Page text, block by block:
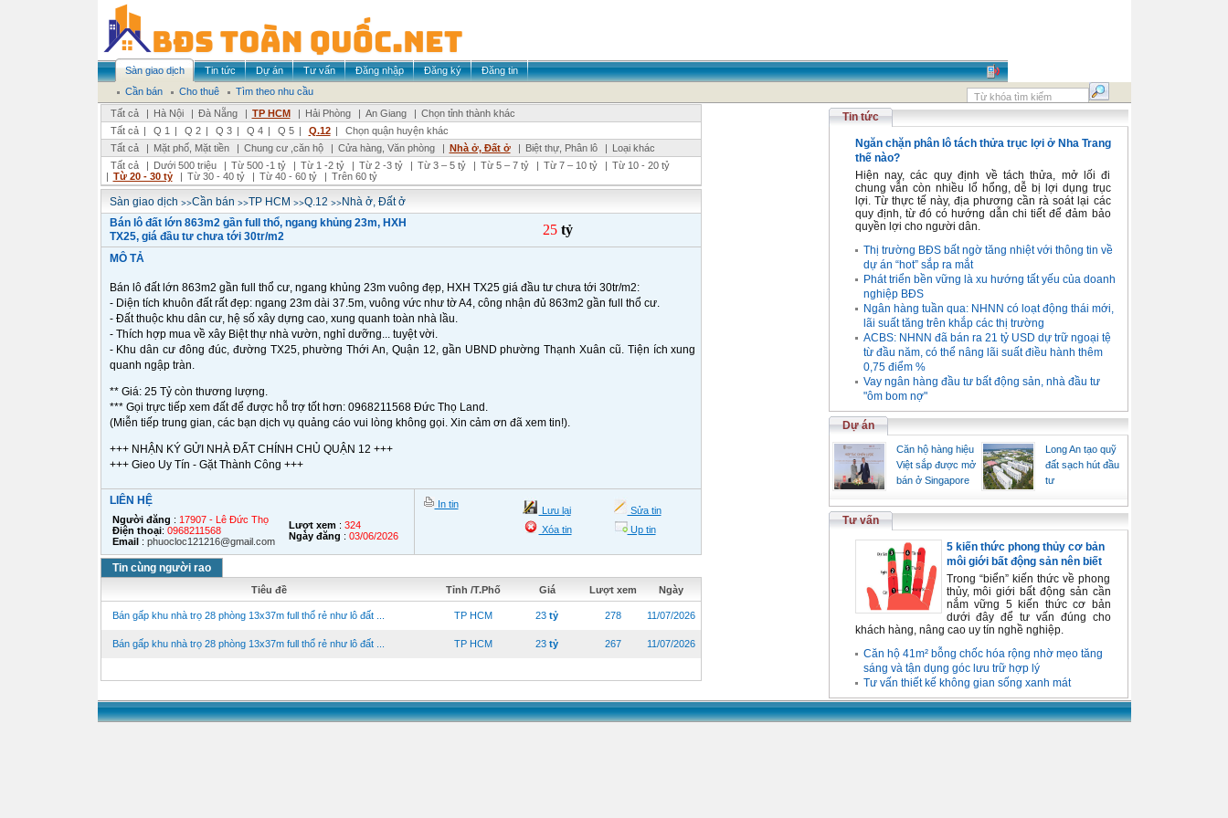
Sàn giao dịch Tin tức Dự án Tư vấn Đăng nhập Đăng ký
Đăng tin
Cần bán
Cho thuê
Tìm theo nhu cầu
Tất cả
| Hà Nội | Đà Nẵng | TP HCM | Hải Phòng | An Giang | Chọn tỉnh thành khác
Tất cả | Q 1 | Q 2 | Q 3 | Q 4 | Q 5 | Q.12 |
Chọn quận huyện khác
Tất cả
| Mặt phố, Mặt tiền | Chung cư ,căn hộ | Cửa hàng, Văn phòng | Nhà ở, Đất ở | Biệt thự, Phân lô | Loại khác
Tất cả
| Dưới 500 triệu | Từ 500 -1 tỷ | Từ 1 -2 tỷ | Từ 2 -3 tỷ | Từ 3 – 5 tỷ | Từ 5 – 7 tỷ | Từ 7 – 10 tỷ | Từ 10 - 20 tỷ
| Từ 20 - 30 tỷ | Từ 30 - 40 tỷ | Từ 40 - 60 tỷ | Trên 60 tỷ
Sàn giao dịch >>Cần bán >>TP HCM >>Q.12 >>Nhà ở, Đất ở
Bán lô đất lớn 863m2 gần full thổ, ngang khủng 23m, HXH
TX25, giá đầu tư chưa tới 30tr/m2
25 tỷ
MÔ TẢ
Bán lô đất lớn 863m2 gần full thổ cư, ngang khủng 23m vuông đẹp, HXH TX25 giá đầu tư chưa tới 30tr/m2:
- Diện tích khuôn đất rất đẹp: ngang 23m dài 37.5m, vuông vức như tờ A4, công nhận đủ 863m2 gần full thổ cư.
- Đất thuộc khu dân cư, hệ số xây dựng cao, xung quanh toàn nhà lầu.
- Thích hợp mua về xây Biệt thự nhà vườn, nghỉ dưỡng... tuyệt vời.
- Khu dân cư đông đúc, đường TX25, phường Thới An, Quận 12, gần UBND phường Thạnh Xuân cũ. Tiện ích xung
quanh ngập tràn.
** Giá: 25 Tỷ còn thương lượng.
*** Gọi trực tiếp xem đất để được hỗ trợ tốt hơn: 0968211568 Đức Thọ Land.
(Miễn tiếp trung gian, các bạn dịch vụ quảng cáo vui lòng không gọi. Xin cảm ơn đã xem tin!).
+++ NHẬN KÝ GỬI NHÀ ĐẤT CHÍNH CHỦ QUẬN 12 +++
+++ Gieo Uy Tín - Gặt Thành Công +++
LIÊN HỆ
Người đăng : 17907 - Lê Đức Thọ
Điện thoại: 0968211568
Email: phuocloc121216@gmail.com
Lượt xem: 324
Ngày đăng : 03/06/2026
In tin
Lưu lại
Sửa tin
Xóa tin
Up tin
Tin cùng người rao
Tiêu đề Tỉnh /T.Phố Giá Lượt xem Ngày
Bán gấp khu nhà trọ 28 phòng 13x37m full thổ rẻ như lô đất ... TP HCM 23 tỷ 278 11/07/2026
Bán gấp khu nhà trọ 28 phòng 13x37m full thổ rẻ như lô đất ... TP HCM 23 tỷ 267 11/07/2026
Tin tức
Ngăn chặn phân lô tách thửa trục lợi ở Nha Trang
thế nào?
Hiện nay, các quy định về tách thửa, mở lối đi
chung vẫn còn nhiều lổ hổng, dễ bị lợi dụng trục
lợi. Từ thực tế này, địa phương cần rà soát lại các
quy định, từ đó có hướng dẫn chi tiết để đảm bảo
quyền lợi cho người dân.
Thị trường BĐS bất ngờ tăng nhiệt với thông tin về
dự án “hot” sắp ra mắt
Phát triển bền vững là xu hướng tất yếu của doanh
nghiệp BĐS
Ngân hàng tuần qua: NHNN có loạt động thái mới,
lãi suất tăng trên khắp các thị trường
ACBS: NHNN đã bán ra 21 tỷ USD dự trữ ngoại tệ
từ đầu năm, có thể nâng lãi suất điều hành thêm
0,75 điểm %
Vay ngân hàng đầu tư bất động sản, nhà đầu tư
"ôm bom nợ"
Dự án
Căn hộ hàng hiệu
Việt sắp được mở
bán ở Singapore
Long An tạo quỹ
đất sạch hút đầu
tư
Tư vấn
5 kiến thức phong thủy cơ bản
môi giới bất động sản nên biết
Trong “biển” kiến thức về phong
thủy, môi giới bất động sản cần
nắm vững 5 kiến thức cơ bản
dưới đây để tư vấn đúng cho
khách hàng, nâng cao uy tín nghề nghiệp.
Căn hộ 41m² bỗng chốc hóa rộng nhờ mẹo tăng
sáng và tận dụng góc lưu trữ hợp lý
Tư vấn thiết kế không gian sống xanh mát